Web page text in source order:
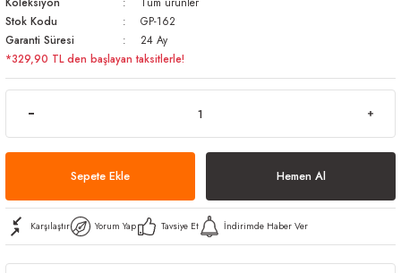
Bezler
Kovalar
Stok Kodu
GP-162
Garanti Süresi
24 Ay
*329,90 TL den başlayan taksitlerle!
Sepete Ekle Hemen Al
Karşılaştır Yorum Yap Tavsiye Et İndirimde Haber Ver